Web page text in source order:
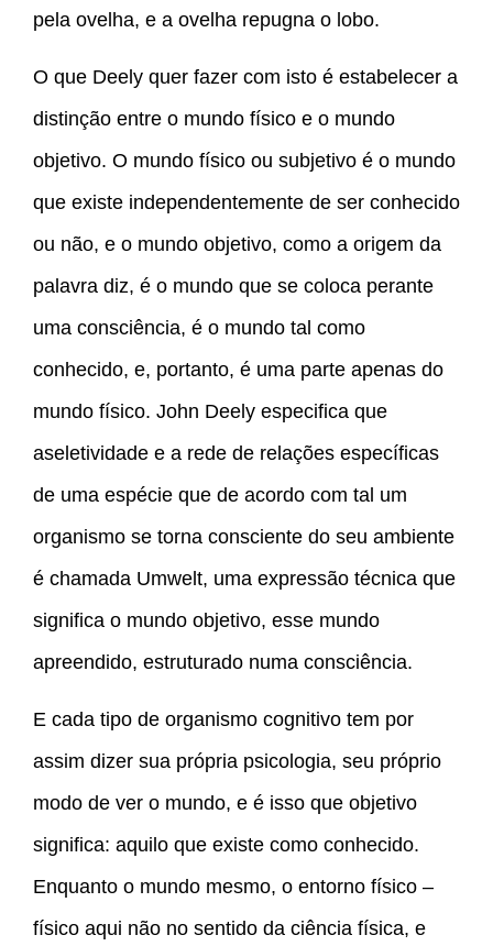
pela ovelha, e a ovelha repugna o lobo.
O que Deely quer fazer com isto é estabelecer a
distinção entre o mundo físico e o mundo
objetivo. O mundo físico ou subjetivo é o mundo
que existe independentemente de ser conhecido
ou não, e o mundo objetivo, como a origem da
palavra diz, é o mundo que se coloca perante
uma consciência, é o mundo tal como
conhecido, e, portanto, é uma parte apenas do
mundo físico. John Deely especifica que
aseletividade e a rede de relações específicas
de uma espécie que de acordo com tal um
organismo se torna consciente do seu ambiente
é chamada Umwelt, uma expressão técnica que
significa o mundo objetivo, esse mundo
apreendido, estruturado numa consciência.
E cada tipo de organismo cognitivo tem por
assim dizer sua própria psicologia, seu próprio
modo de ver o mundo, e é isso que objetivo
significa: aquilo que existe como conhecido.
Enquanto o mundo mesmo, o entorno físico –
físico aqui não no sentido da ciência física, e